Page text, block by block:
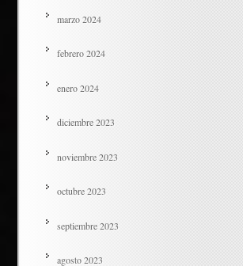
marzo 2024
febrero 2024
enero 2024
diciembre 2023
noviembre 2023
octubre 2023
septiembre 2023
agosto 2023